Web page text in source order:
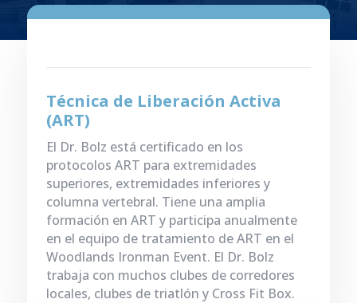
Técnica de Liberación Activa
(ART)
El Dr. Bolz está certificado en los
protocolos ART para extremidades
superiores, extremidades inferiores y
columna vertebral. Tiene una amplia
formación en ART y participa anualmente
en el equipo de tratamiento de ART en el
Woodlands Ironman Event. El Dr. Bolz
trabaja con muchos clubes de corredores
locales, clubes de triatlón y Cross Fit Box.